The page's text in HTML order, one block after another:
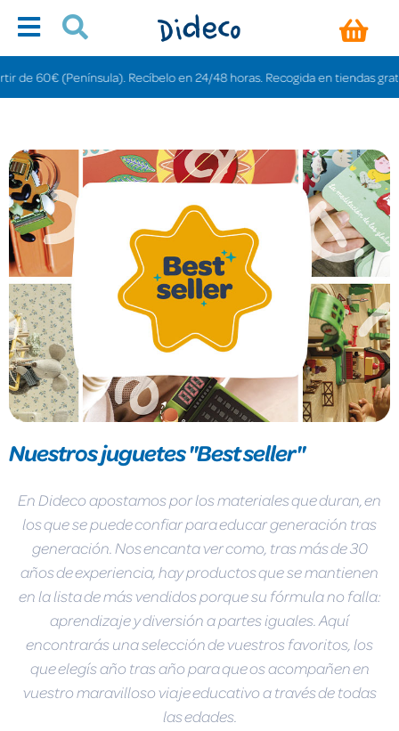
Recíbelo en 24/48 horas. Recogida en tiendas gratis en 3-6
Nuestros juguetes "Best seller"
En Dideco apostamos por los materiales que duran, en
los que se puede confiar para educar generación tras
generación. Nos encanta ver como, tras más de 30
años de experiencia, hay productos que se mantienen
en la lista de más vendidos porque su fórmula no falla:
aprendizaje y diversión a partes iguales. Aquí
encontrarás una selección de vuestros favoritos, los
que elegís año tras año para que os acompañen en
vuestro maravilloso viaje educativo a través de todas
las edades.